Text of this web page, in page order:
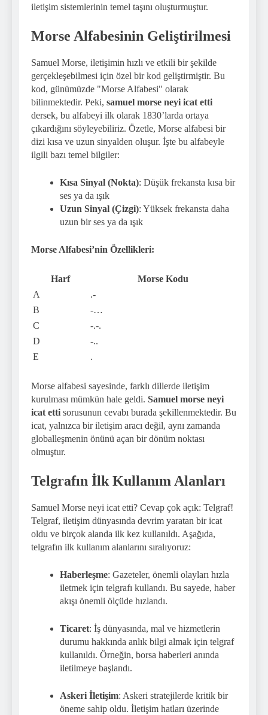
iletişim sistemlerinin temel taşını oluşturmuştur.
Morse Alfabesinin Geliştirilmesi
Samuel Morse, iletişimin hızlı ve etkili bir şekilde
gerçekleşebilmesi için özel bir kod geliştirmiştir. Bu
kod, günümüzde "Morse Alfabesi" olarak
bilinmektedir. Peki, samuel morse neyi icat etti
dersek, bu alfabeyi ilk olarak 1830’larda ortaya
çıkardığını söyleyebiliriz. Özetle, Morse alfabesi bir
dizi kısa ve uzun sinyalden oluşur. İşte bu alfabeyle
ilgili bazı temel bilgiler:
Kısa Sinyal (Nokta): Düşük frekansta kısa bir
ses ya da ışık
Uzun Sinyal (Çizgi): Yüksek frekansta daha
uzun bir ses ya da ışık
Morse Alfabesi’nin Özellikleri:
Harf
Morse Kodu
A
.-
B
-…
C
-.-.
D
-..
E
.
Morse alfabesi sayesinde, farklı dillerde iletişim
kurulması mümkün hale geldi. Samuel morse neyi
icat etti sorusunun cevabı burada şekillenmektedir. Bu
icat, yalnızca bir iletişim aracı değil, aynı zamanda
globalleşmenin önünü açan bir dönüm noktası
olmuştur.
Telgrafın İlk Kullanım Alanları
Samuel Morse neyi icat etti? Cevap çok açık: Telgraf!
Telgraf, iletişim dünyasında devrim yaratan bir icat
oldu ve birçok alanda ilk kez kullanıldı. Aşağıda,
telgrafın ilk kullanım alanlarını sıralıyoruz:
Haberleşme: Gazeteler, önemli olayları hızla
iletmek için telgrafı kullandı. Bu sayede, haber
akışı önemli ölçüde hızlandı.
Ticaret: İş dünyasında, mal ve hizmetlerin
durumu hakkında anlık bilgi almak için telgraf
kullanıldı. Örneğin, borsa haberleri anında
iletilmeye başlandı.
Askeri İletişim: Askeri stratejilerde kritik bir
öneme sahip oldu. İletişim hatları üzerinde